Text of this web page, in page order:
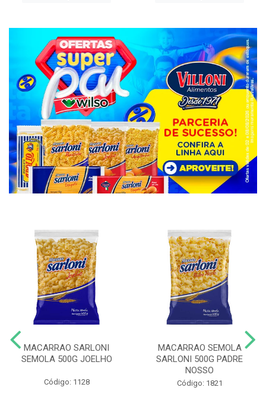
MACARRAO SARLONI
SEMOLA 500G JOELHO
Código: 1128
MACARRAO SEMOLA
SARLONI 500G PADRE
NOSSO
Código: 1821